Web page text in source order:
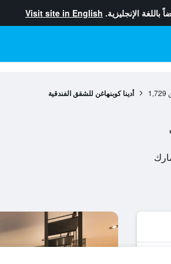
باللغة الإنجليزية. Visit site in English
1,729 أدينا كوبنهاغن للشقق الفندقية